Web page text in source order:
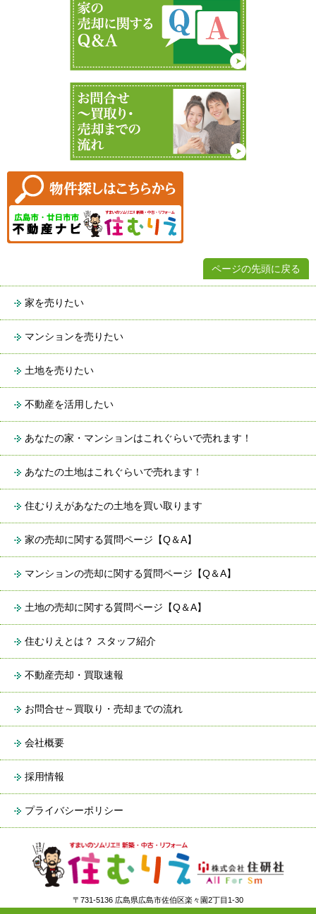
ページの先頭に戻る
家を売りたい
マンションを売りたい
土地を売りたい
不動産を活用したい
あなたの家・マンションはこれぐらいで売れます！
あなたの土地はこれぐらいで売れます！
住むりえがあなたの土地を買い取ります
家の売却に関する質問ページ【Q＆A】
マンションの売却に関する質問ページ【Q＆A】
土地の売却に関する質問ページ【Q＆A】
住むりえとは？ スタッフ紹介
不動産売却・買取速報
お問合せ～買取り・売却までの流れ
会社概要
採用情報
プライバシーポリシー
〒731-5136 広島県広島市佐伯区楽々園2丁目1-30